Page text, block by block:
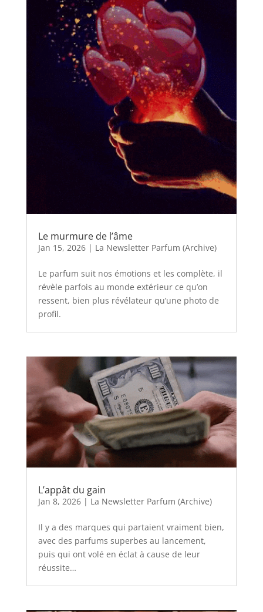
Le murmure de l’âme
Jan 15, 2026| La Newsletter Parfum (Archive)
Le parfum suit nos émotions et les complète, il
révèle parfois au monde extérieur ce qu’on
ressent, bien plus révélateur qu’une photo de
profil.
L’appât du gain
Jan 8, 2026| La Newsletter Parfum (Archive)
Il y a des marques qui partaient vraiment bien,
avec des parfums superbes au lancement,
puis qui ont volé en éclat à cause de leur
réussite…